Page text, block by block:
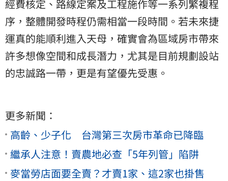
經費核定、路線定案及工程施作等一系列繁複程
序，整體開發時程仍需相當一段時間。若未來捷
運真的能順利進入天母，確實會為區域房市帶來
許多想像空間和成長潛力，尤其是目前規劃設站
的忠誠路一帶，更是有望優先受惠。
更多新聞：
高齡、少子化 台灣第三次房市革命已降臨
繼承人注意！賣農地必查「5年列管」陷阱
麥當勞店面要全賣？才賣1家、這2家也掛售